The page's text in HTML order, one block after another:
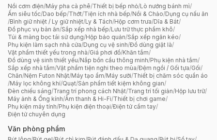
Nồi cơm điện/Máy pha cà phê/Thiết bị bếp nhỏ/Lò nướng bánh mì/
Ấm siêu tốc/Dao bếp/Thớt/Tiện ích nhà bếp/Nồi & Chảo/Dụng cụ nấu ăn
/Bình giữ nhiệt / Ly giữ nhiệt/Ly & Tách/Hộp cơm trưa/Dĩa & Bát/
Đồ phục vụ bàn ăn/Sắp xếp nhà bếp/Lưu trữ thực phẩm khô/
Túi & màng bọc tái sử dụng/Hộp bảo quản/Sắp xếp ngăn kéo/
Phụ kiện làm sạch nhà cửa/Dụng cụ vệ sinh/Đồ dùng giặt là/
Vật phẩm thiết yếu trong nhà/Giá phơi đồ/Khăn tắm/
Đồ dùng vệ sinh thiết yếu/Nắp bồn cầu thông minh/Phụ kiện nhà tắm/
Sắp xếp nhà tắm/Vật phẩm tiện nghi theo mùa/Đệm ngồi / Gối tựa/Gối/
Chăn/Nệm Futon Nhật/Máy tạo ẩm/Máy sưởi/Thiết bị chăm sóc quần áo
/Máy lọc không khí/Quạt/Sản phẩm tiết kiệm không gian/
Đèn chiếu sáng/Trang trí phong cách Nhật/Trang trí tối giản/Hộp lưu trữ/
Máy ảnh & Ống kính/Âm thanh & Hi-Fi/Thiết bị chơi game/
Phụ kiện máy tính/Phụ kiện điện thoại/Điện tử cầm tay/
Điện tử chuyên dụng
Văn phòng phẩm